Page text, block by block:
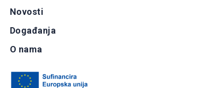
Novosti
Događanja
O nama